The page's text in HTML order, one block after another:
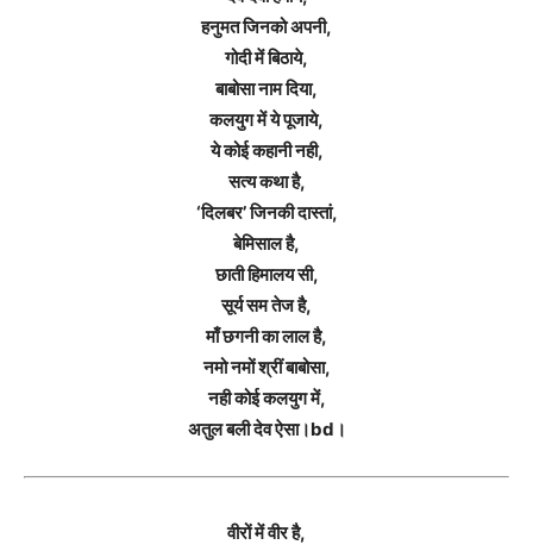
हनुमत जिनको अपनी,
गोदी में बिठाये,
बाबोसा नाम दिया,
कलयुग में ये पूजाये,
ये कोई कहानी नही,
सत्य कथा है,
‘दिलबर’ जिनकी दास्तां,
बेमिसाल है,
छाती हिमालय सी,
सूर्य सम तेज है,
माँ छगनी का लाल है,
नमो नमों श्रीं बाबोसा,
नही कोई कलयुग में,
अतुल बली देव ऐसा।bd।
वीरों में वीर है,